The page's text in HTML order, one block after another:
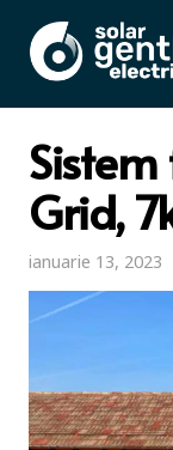
Grid,
ianuarie 13, 2023